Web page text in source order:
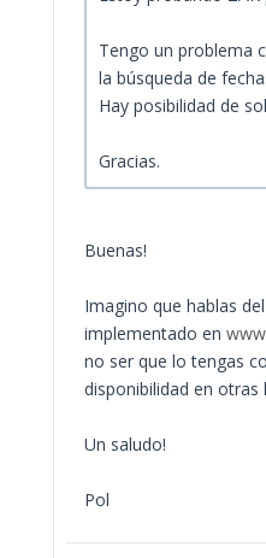
Tengo un problema
la búsqueda de
Hay posibilidad de
Gracias.
Buenas!
Imagino que hablas
implementado en
no ser que lo tengas
disponibilidad en otras
Un saludo!
Pol